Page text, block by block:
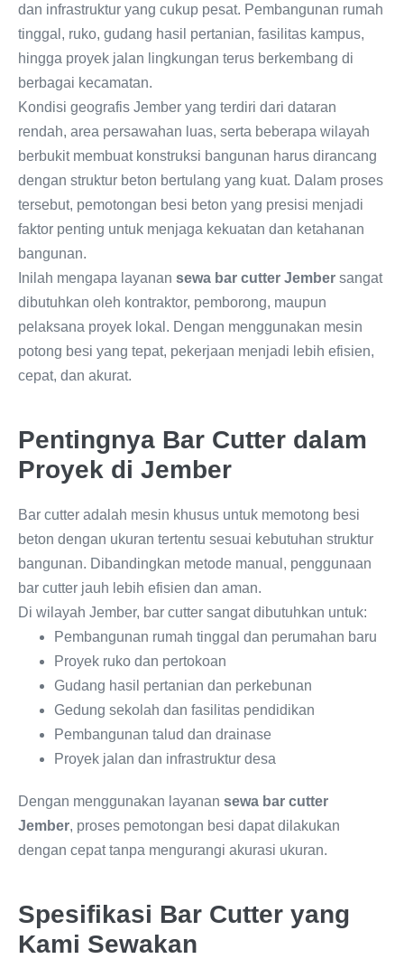
dan infrastruktur yang cukup pesat. Pembangunan rumah
tinggal, ruko, gudang hasil pertanian, fasilitas kampus,
hingga proyek jalan lingkungan terus berkembang di
berbagai kecamatan.
Kondisi geografis Jember yang terdiri dari dataran
rendah, area persawahan luas, serta beberapa wilayah
berbukit membuat konstruksi bangunan harus dirancang
dengan struktur beton bertulang yang kuat. Dalam proses
tersebut, pemotongan besi beton yang presisi menjadi
faktor penting untuk menjaga kekuatan dan ketahanan
bangunan.
Inilah mengapa layanan sewa bar cutter Jember sangat
dibutuhkan oleh kontraktor, pemborong, maupun
pelaksana proyek lokal. Dengan menggunakan mesin
potong besi yang tepat, pekerjaan menjadi lebih efisien,
cepat, dan akurat.
Pentingnya Bar Cutter dalam
Proyek di Jember
Bar cutter adalah mesin khusus untuk memotong besi
beton dengan ukuran tertentu sesuai kebutuhan struktur
bangunan. Dibandingkan metode manual, penggunaan
bar cutter jauh lebih efisien dan aman.
Di wilayah Jember, bar cutter sangat dibutuhkan untuk:
Pembangunan rumah tinggal dan perumahan baru
Proyek ruko dan pertokoan
Gudang hasil pertanian dan perkebunan
Gedung sekolah dan fasilitas pendidikan
Pembangunan talud dan drainase
Proyek jalan dan infrastruktur desa
Dengan menggunakan layanan sewa bar cutter
Jember, proses pemotongan besi dapat dilakukan
dengan cepat tanpa mengurangi akurasi ukuran.
Spesifikasi Bar Cutter yang
Kami Sewakan